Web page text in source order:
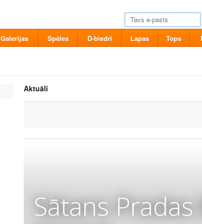
Galerijas Spēles D-biedri Lapas Tops
Aktuāli
Sātans